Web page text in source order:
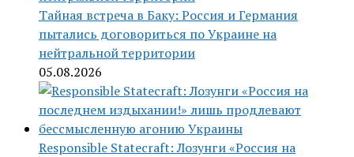
Тайная встреча в Баку: Россия и Германия
пытались договориться по Украине на
нейтральной территории
05.08.2026
Responsible Statecraft: Лозунги «Россия на